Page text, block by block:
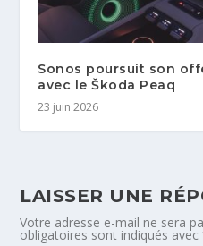
Sonos poursuit son
avec le Škoda Peaq
23 juin 2026
LAISSER UNE
Votre adresse e-mail ne sera
obligatoires sont indiqués avec